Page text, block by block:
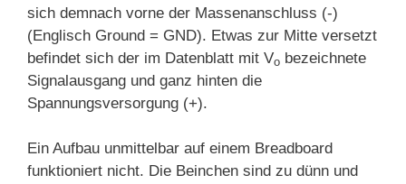
sich demnach vorne der Massenanschluss (-)
(Englisch Ground = GND). Etwas zur Mitte versetzt
befindet sich der im Datenblatt mit Vo bezeichnete
Signalausgang und ganz hinten die
Spannungsversorgung (+).
Ein Aufbau unmittelbar auf einem Breadboard
funktioniert nicht. Die Beinchen sind zu dünn und